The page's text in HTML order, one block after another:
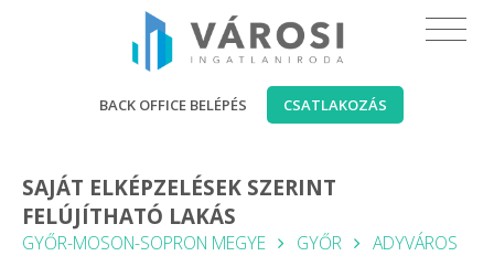
BACK OFFICE BELÉPÉS CSATLAKOZÁS
SAJÁT ELKÉPZELÉSEK SZERINT
FELÚJÍTHATÓ LAKÁS
GYŐR-MOSON-SOPRON MEGYE GYŐR ADYVÁROS